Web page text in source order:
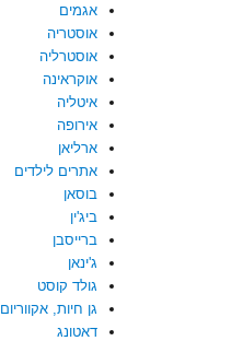
אגמים
אוסטריה
אוסטרליה
אוקראינה
איטליה
אירופה
ארליאן
אתרים לילדים
בוסאן
ביג'ין
ברייסבן
ג'ינאן
גולד קוסט
גן חיות, אקווריום
דאטונג